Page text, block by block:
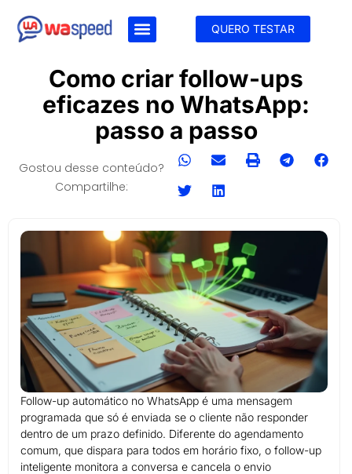
QUERO TESTAR
Como criar follow-ups
eficazes no WhatsApp:
passo a passo
Gostou desse conteúdo?
Compartilhe:
Follow-up automático no WhatsApp é uma mensagem
programada que só é enviada se o cliente não responder
dentro de um prazo definido. Diferente do agendamento
comum, que dispara para todos em horário fixo, o follow-up
inteligente monitora a conversa e cancela o envio